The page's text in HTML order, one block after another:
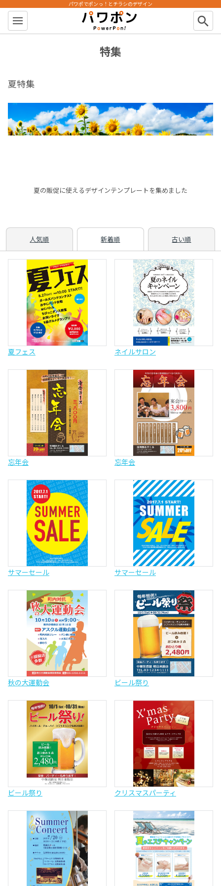
パワポン
パワポでポンっ！とチラシのデザイン
search
特集
夏特集
夏の販促に使えるデザインテンプレートを集めました
人気順 新着順 古い順
夏フェス ネイルサロン
忘年会 忘年会
サマーセール サマーセール
秋の大運動会 ビール祭り
ビール祭り クリスマスパーティ